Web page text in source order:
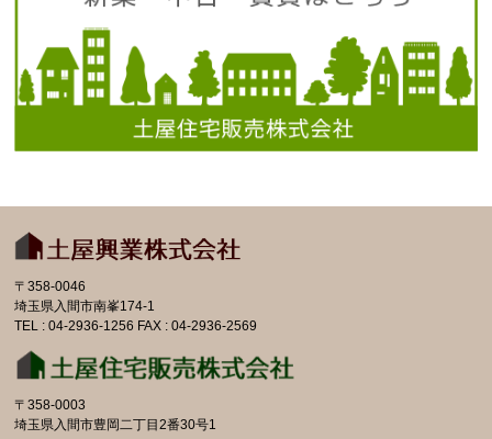
〒358-0046
埼玉県入間市南峯174-1
TEL : 04-2936-1256 FAX : 04-2936-2569
〒358-0003
埼玉県入間市豊岡二丁目2番30号1